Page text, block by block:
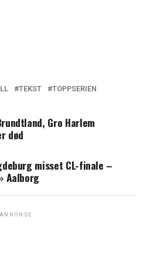
TEKST TOPPSERIEN
Gro Harlem
død
misset CL-finale –
Aalborg
ANNONSE